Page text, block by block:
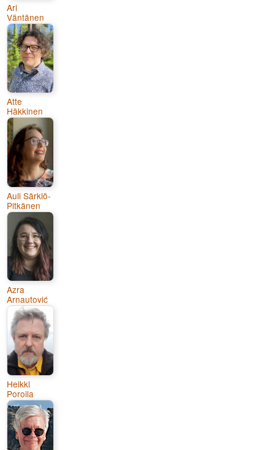
Ari
Väntänen
Atte
Häkkinen
Auli Särkiö-
Pitkänen
Azra
Arnautović
Heikki
Poroila